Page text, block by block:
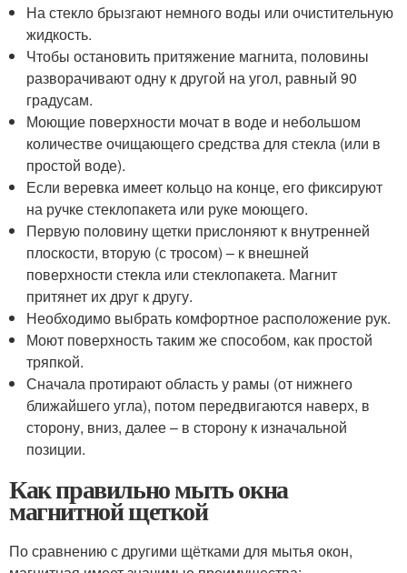
На стекло брызгают немного воды или очистительную
жидкость.
Чтобы остановить притяжение магнита, половины
разворачивают одну к другой на угол, равный 90
градусам.
Моющие поверхности мочат в воде и небольшом
количестве очищающего средства для стекла (или в
простой воде).
Если веревка имеет кольцо на конце, его фиксируют
на ручке стеклопакета или руке моющего.
Первую половину щетки прислоняют к внутренней
плоскости, вторую (с тросом) – к внешней
поверхности стекла или стеклопакета. Магнит
притянет их друг к другу.
Необходимо выбрать комфортное расположение рук.
Моют поверхность таким же способом, как простой
тряпкой.
Сначала протирают область у рамы (от нижнего
ближайшего угла), потом передвигаются наверх, в
сторону, вниз, далее – в сторону к изначальной
позиции.
Как правильно мыть окна
магнитной щеткой
По сравнению с другими щётками для мытья окон,